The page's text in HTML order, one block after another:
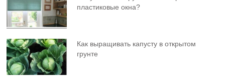
пластиковые окна?
Как выращивать капусту в открытом
грунте